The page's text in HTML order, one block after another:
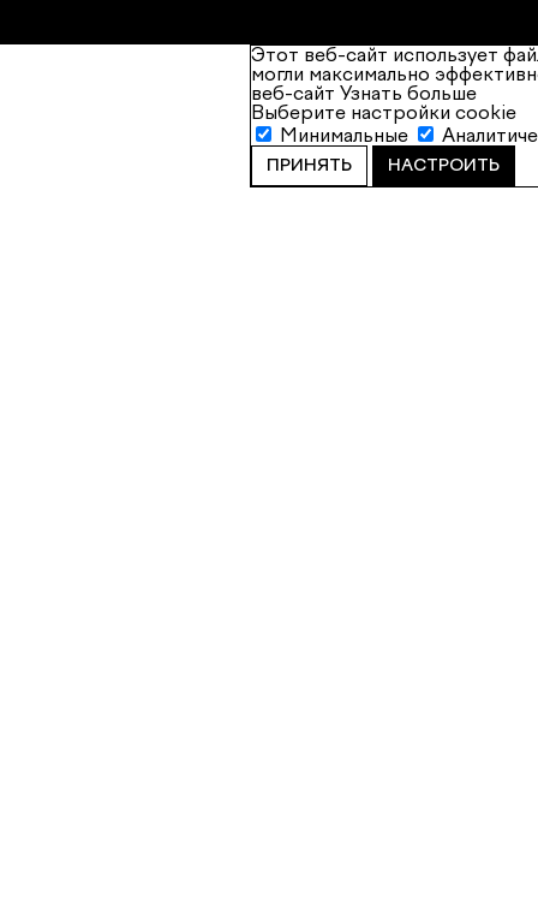
Этот веб-сайт использует
могли максимально
веб-сайт Узнать больше
Выберите настройки cookie
Минимальные
ПРИНЯТЬ НАСТРОИТЬ